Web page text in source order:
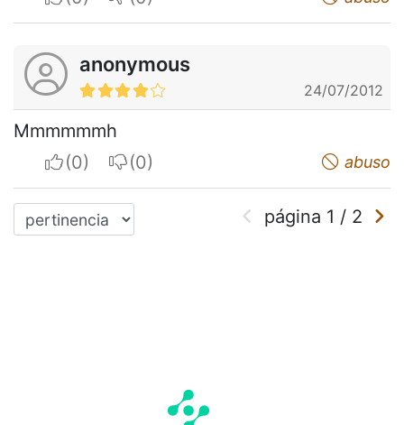
anonymous
24/07/2012
Mmmmmmh
I apreciateI do not appreciate abuso
página 1 / 2